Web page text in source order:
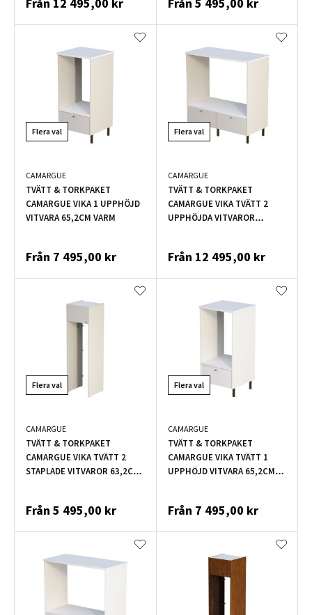
Flera val
CAMARGUE
TVÄTT & TORKPAKET
CAMARGUE VIKA 1 UPPHÖJD
VITVARA 65,2CM VARM
Från 7 495,00 kr
Flera val
CAMARGUE
TVÄTT & TORKPAKET
CAMARGUE VIKA TVÄTT 2
UPPHÖJDA VITVAROR
Från 12 495,00 kr
Flera val
CAMARGUE
TVÄTT & TORKPAKET
CAMARGUE VIKA TVÄTT 2
STAPLADE VITVAROR 63,2CM
Från 5 495,00 kr
Flera val
CAMARGUE
TVÄTT & TORKPAKET
CAMARGUE VIKA TVÄTT 1
UPPHÖJD VITVARA 65,2CM
Från 7 495,00 kr